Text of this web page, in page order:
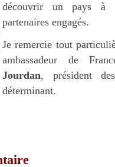
découvrir un pays à
partenaires engagés.
Je remercie tout
ambassadeur de
Jourdan, président
déterminant.